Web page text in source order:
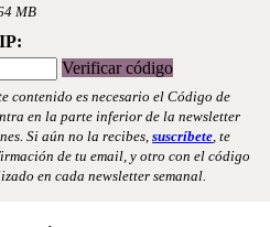
MB
Verificar código
contenido es necesario el Código de
en la parte inferior de la newsletter
Si aún no la recibes,suscríbete, te
de tu email, y otro con el código
en cada newsletter semanal.